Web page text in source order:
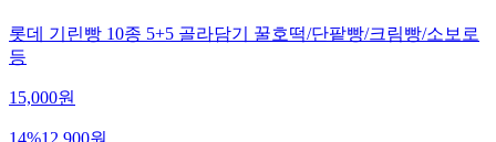
롯데 기린빵 10종 5+5 골라담기 꿀호떡/단팥빵/크림빵/소보로
등
15,000원